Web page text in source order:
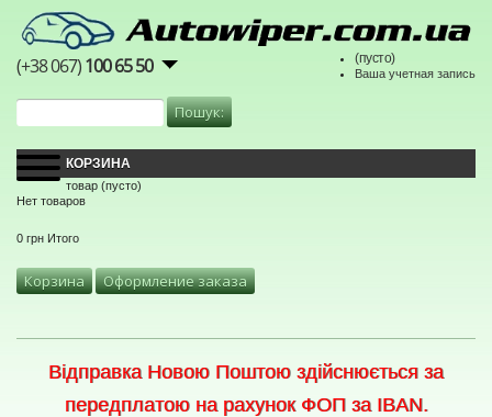
(+38 067)100 65 50 (пусто)
Ваша учетная запись
КОРЗИНА
товар (пусто)
Нет товаров
0 грн Итого
Корзина Оформление заказа
Відправка Новою Поштою здійснюється за
передплатою на рахунок ФОП за IBAN.